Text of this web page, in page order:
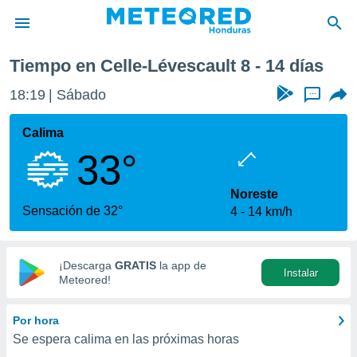
de
ha sido
calidad.
a este
las
y
digital
basada
Tiempo en Celle-Lévescault 8 - 14 días
18:19 Sábado ...
Calima
33°
Sensación de 32°
Noreste
4
14 km/h
¡Descarga GRATIS la app de
Meteored!
Instalar
Por hora
Se espera calima en las próximas horas